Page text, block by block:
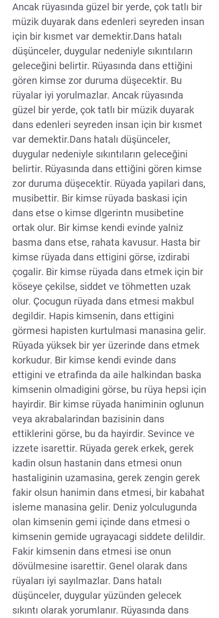
Ancak rüyasında güzel bir yerde, çok tatlı bir
müzik duyarak dans edenleri seyreden insan
için bir kısmet var demektir.Dans hatalı
düşünceler, duygular nedeniyle sıkıntıların
geleceğini belirtir. Rüyasında dans ettiğini
gören kimse zor duruma düşecektir. Bu
rüyalar iyi yorulmazlar. Ancak rüyasında
güzel bir yerde, çok tatlı bir müzik duyarak
dans edenleri seyreden insan için bir kısmet
var demektir.Dans hatalı düşünceler,
duygular nedeniyle sıkıntıların geleceğini
belirtir. Rüyasında dans ettiğini gören kimse
zor duruma düşecektir. Rüyada yapilari dans,
musibettir. Bir kimse rüyada baskasi için
dans etse o kimse dlgerintn musibetine
ortak olur. Bir kimse kendi evinde yalniz
basma dans etse, rahata kavusur. Hasta bir
kimse rüyada dans ettigini görse, izdirabi
çogalir. Bir kimse rüyada dans etmek için bir
köseye çekilse, siddet ve töhmetten uzak
olur. Çocugun rüyada dans etmesi makbul
degildir. Hapis kimsenin, dans ettigini
görmesi hapisten kurtulmasi manasina gelir.
Rüyada yüksek bir yer üzerinde dans etmek
korkudur. Bir kimse kendi evinde dans
ettigini ve etrafinda da aile halkindan baska
kimsenin olmadigini görse, bu rüya hepsi için
hayirdir. Bir kimse rüyada haniminin oglunun
veya akrabalarindan bazisinin dans
ettiklerini görse, bu da hayirdir. Sevince ve
izzete isarettir. Rüyada gerek erkek, gerek
kadin olsun hastanin dans etmesi onun
hastaliginin uzamasina, gerek zengin gerek
fakir olsun hanimin dans etmesi, bir kabahat
isleme manasina gelir. Deniz yolculugunda
olan kimsenin gemi içinde dans etmesi o
kimsenin gemide ugrayacagi siddete delildir.
Fakir kimsenin dans etmesi ise onun
dövülmesine isarettir. Genel olarak dans
rüyaları iyi sayılmazlar. Dans hatalı
düşünceler, duygular yüzünden gelecek
sıkıntı olarak yorumlanır. Rüyasında dans